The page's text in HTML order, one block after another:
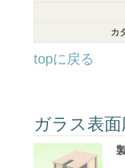
カ
topに戻る
ガラス表